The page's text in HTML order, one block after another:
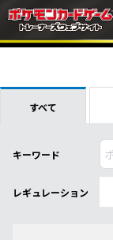
すべて
キーワード
レギュレーション